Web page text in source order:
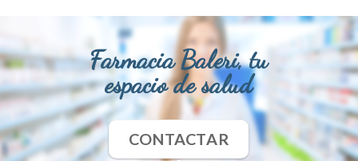
Farmacia Baleri, tu
espacio de salud
CONTACTAR